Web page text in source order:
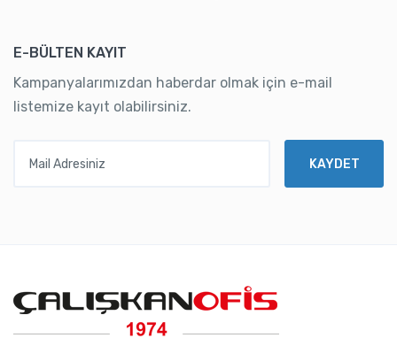
E-BÜLTEN KAYIT
Kampanyalarımızdan haberdar olmak için e-mail
listemize kayıt olabilirsiniz.
KAYDET